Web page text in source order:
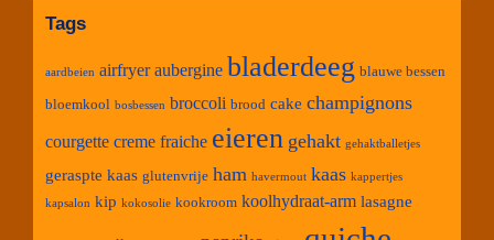
Tags
aardbeien airfryer aubergine bladerdeeg blauwe bessen
bloemkool bosbessen broccoli brood cake champignons
courgette creme fraiche eieren gehakt gehaktballetjes
geraspte kaas glutenvrije ham havermout kaas kappertjes
kapsalon kip kokosolie kookroom koolhydraat-arm lasagne